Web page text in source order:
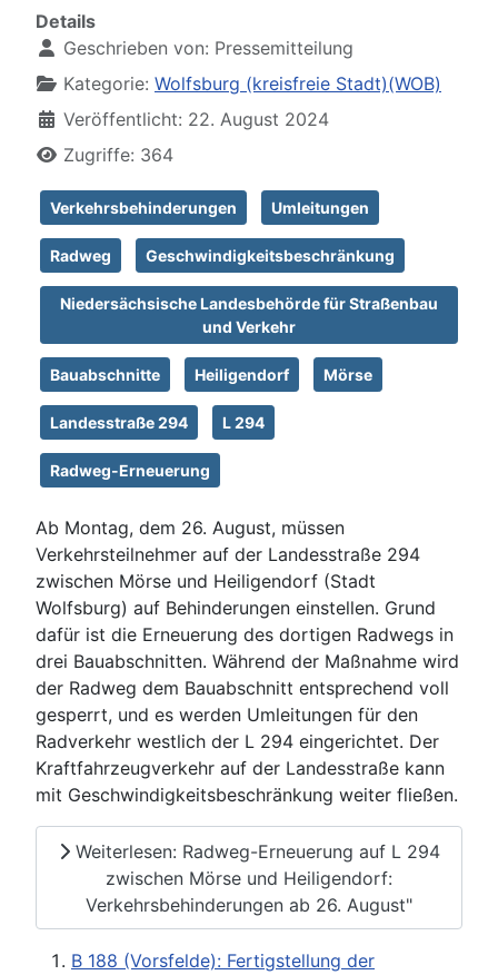
Details
Geschrieben von: Pressemitteilung
Kategorie: Wolfsburg (kreisfreie Stadt)(WOB)
Veröffentlicht: 22. August 2024
Zugriffe: 364
Verkehrsbehinderungen Umleitungen
Radweg Geschwindigkeitsbeschränkung
Niedersächsische Landesbehörde für Straßenbau
und Verkehr
Bauabschnitte Heiligendorf Mörse
Landesstraße 294 L 294
Radweg-Erneuerung
Ab Montag, dem 26. August, müssen
Verkehrsteilnehmer auf der Landesstraße 294
zwischen Mörse und Heiligendorf (Stadt
Wolfsburg) auf Behinderungen einstellen. Grund
dafür ist die Erneuerung des dortigen Radwegs in
drei Bauabschnitten. Während der Maßnahme wird
der Radweg dem Bauabschnitt entsprechend voll
gesperrt, und es werden Umleitungen für den
Radverkehr westlich der L 294 eingerichtet. Der
Kraftfahrzeugverkehr auf der Landesstraße kann
mit Geschwindigkeitsbeschränkung weiter fließen.
Weiterlesen: Radweg-Erneuerung auf L 294
zwischen Mörse und Heiligendorf:
Verkehrsbehinderungen ab 26. August"
B 188 (Vorsfelde): Fertigstellung der